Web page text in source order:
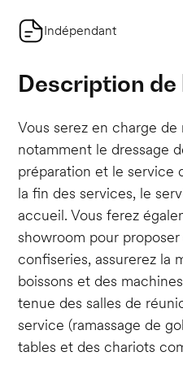
Indépendant
Description de
Vous serez en charge
notamment le dressage
préparation et le service
la fin des services, le
accueil. Vous ferez
showroom pour
confiseries, assurerez la
boissons et des
tenue des salles de
service (ramassage de
tables et des chariots